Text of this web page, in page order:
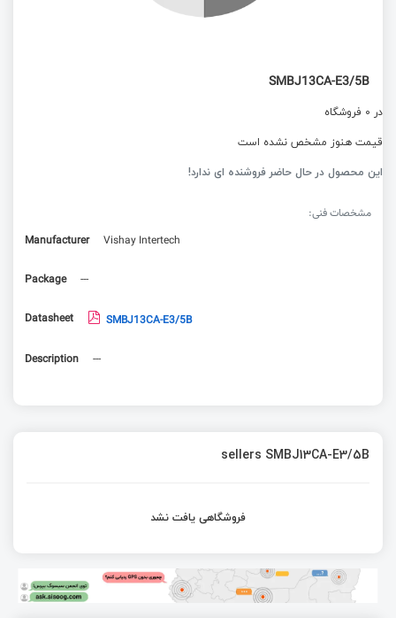
SMBJ13CA-E3/5B
در 0 فروشگاه
قیمت هنوز مشخص نشده است
این محصول در حال حاضر فروشنده ای ندارد!
مشخصات فنی:
Manufacturer
Vishay Intertech
Package ---
Datasheet SMBJ13CA-E3/5B
Description ---
sellers SMBJ13CA-E3/5B
فروشگاهی یافت نشد